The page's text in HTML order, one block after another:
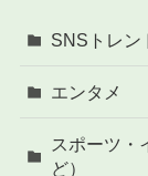
SNSトレン
エンタメ
スポーツ・
ど）